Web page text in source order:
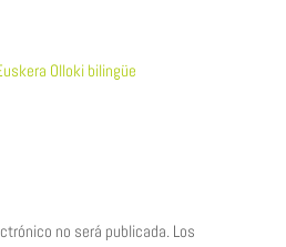
Olloki bilingüe
no será publicada. Los